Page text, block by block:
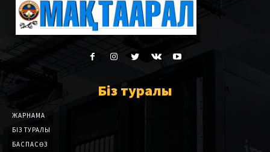
Біз туралы
ЖАРНАМА
БІЗ ТУРАЛЫ
БАСПАСӨЗ